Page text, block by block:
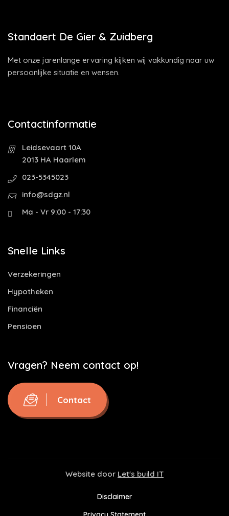
Standaert De Gier & Zuidberg
Met onze jarenlange ervaring kijken wij vakkundig naar uw
persoonlijke situatie en wensen.
Contactinformatie
Leidsevaart 10A
2013 HA Haarlem
023-5345023
info@sdgz.nl
Ma - Vr 9:00 - 17:30
Snelle Links
Verzekeringen
Hypotheken
Financiën
Pensioen
Vragen? Neem contact op!
Contact
Website door Let's build IT
Disclaimer